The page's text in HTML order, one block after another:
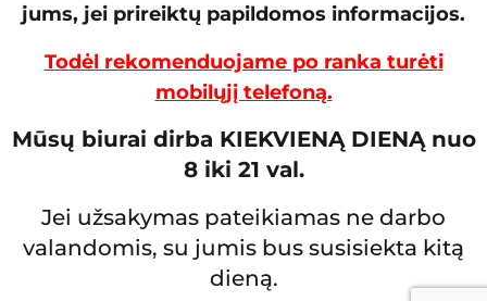
jums, jei prireiktų papildomos informacijos.
Todėl rekomenduojame po ranka turėti
mobilųjį telefoną.
Mūsų biurai dirba KIEKVIENĄ DIENĄ nuo
8 iki 21 val.
Jei užsakymas pateikiamas ne darbo
valandomis, su jumis bus susisiekta kitą
dieną.